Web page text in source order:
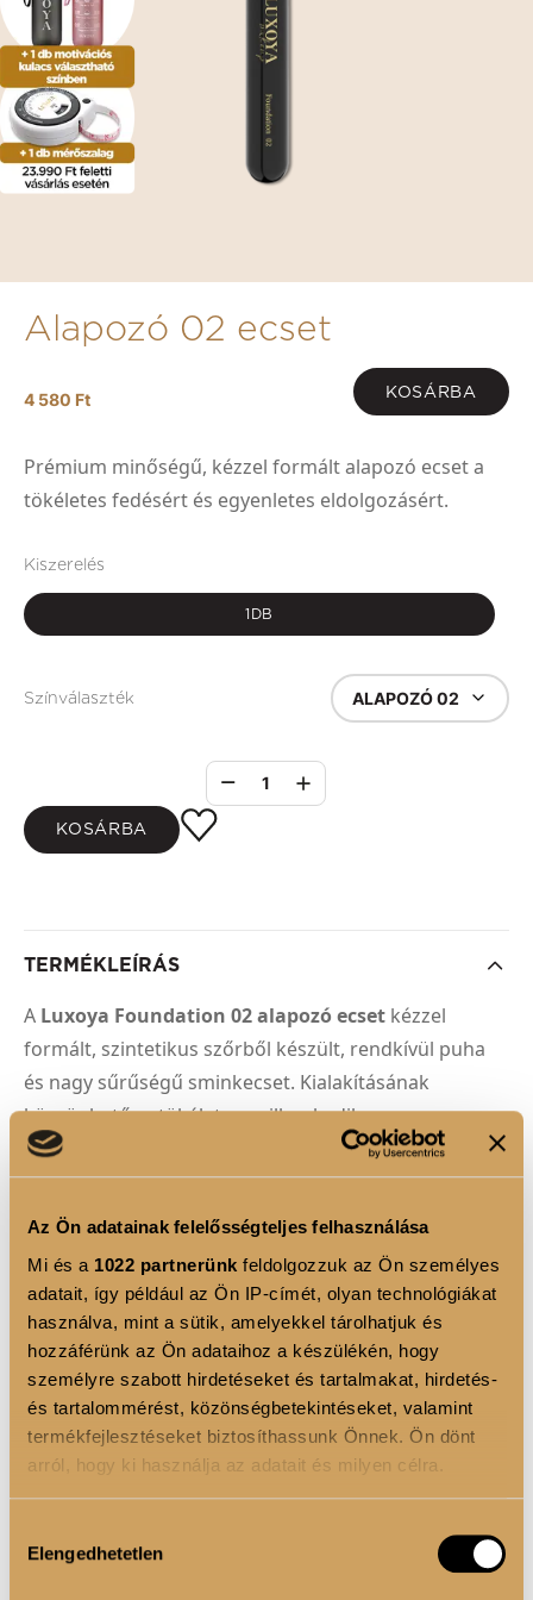
Az Ön adatainak felelősségteljes felhasználása
Mi és a 1022 partnerünk feldolgozzuk az Ön személyes
adatait, így például az Ön IP-címét, olyan technológiákat
használva, mint a sütik, amelyekkel tárolhatjuk és
hozzáférünk az Ön adataihoz a készülékén, hogy
személyre szabott hirdetéseket és tartalmakat, hirdetés-
és tartalommérést, közönségbetekintéseket, valamint
termékfejlesztéseket biztosíthassunk Önnek. Ön dönt
arról, hogy ki használja az adatait és milyen célra.
Információgyűjtés az Ön földrajzi elhelyezkedéséről
kiválasztása
Elengedhetetlen
Alapozó 02 ecset
4 580 Ft KOSÁRBA
Prémium minőségű, kézzel formált alapozó ecset a
tökéletes fedésért és egyenletes eldolgozásért.
Kiszerelés
1DB
Színválaszték ALAPOZÓ 02
1
KOSÁRBA
TERMÉKLEÍRÁS
A Luxoya Foundation 02 alapozó ecset kézzel
formált, szintetikus szőrből készült, rendkívül puha
és nagy sűrűségű sminkecset. Kialakításának
köszönhetően tökéletesen illeszkedik az arc
vonalaihoz, így az alapozó eldolgozása egyszerű és
precíz lesz.
Sűrű szálainak köszönhetően erősebb fedést biztosít,
így ideális választás, ha hibátlan, tartós
végeredményt szeretnél. Használatakor lapos, finom
ütögető mozdulatokkal dolgozd el az alapozót, hogy
egyenletes és természetes hatást érj el.
TERMÉK ELŐNYÖK
Kézzel formált, minőségi szintetikus szőr
Rendkívül puha, nagy sűrűségű ecsetfej